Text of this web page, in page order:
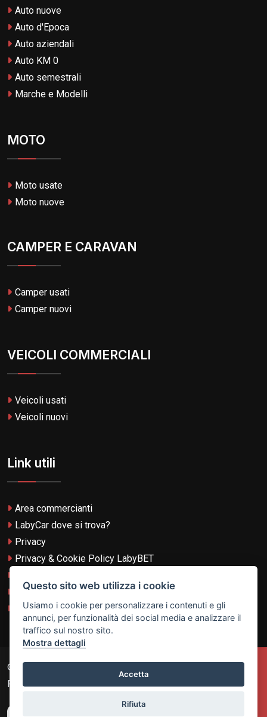
Auto nuove
Auto d'Epoca
Auto aziendali
Auto KM 0
Auto semestrali
Marche e Modelli
MOTO
Moto usate
Moto nuove
CAMPER E CARAVAN
Camper usati
Camper nuovi
VEICOLI COMMERCIALI
Veicoli usati
Veicoli nuovi
Link utili
Area commercianti
LabyCar dove si trova?
Privacy
Privacy & Cookie Policy LabyBET
Termini e Condizioni LabyBET
Login con TikTok
© 2026
Rights Reserved.
Questo sito web utilizza i cookie
Usiamo i cookie per personalizzare i contenuti e gli
annunci, per funzionalità dei social media e analizzare il
traffico sul nostro sito.
Mostra dettagli
Accetta
Rifiuta